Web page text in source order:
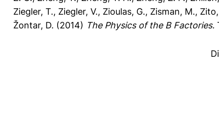
Ziegler, T., Ziegler, V., Zioulas, G., Zisman, M.,
Žontar, D. (2014) The Physics of the B Factories.